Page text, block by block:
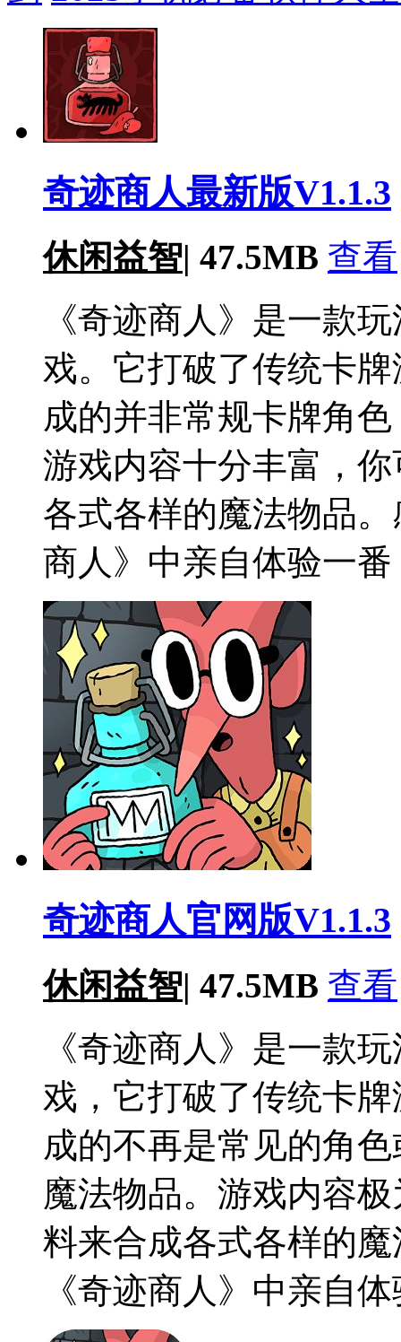
奇迹商人最新版V1.1.3
休闲益智| 47.5MB 查看
《奇迹商人》是一款
戏。它打破了传统卡
成的并非常规卡牌角
游戏内容十分丰富，
各式各样的魔法物品
商人》中亲自体验一番
奇迹商人官网版V1.1.3
休闲益智| 47.5MB 查看
《奇迹商人》是一款
戏，它打破了传统卡
成的不再是常见的角
魔法物品。游戏内容
料来合成各式各样的
《奇迹商人》中亲自